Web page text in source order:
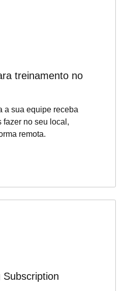
treinamento no
a sua equipe receba
fazer no seu local,
remota.
Subscription